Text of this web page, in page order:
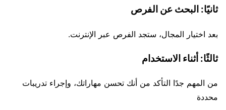
ثانيًا: البحث عن الفرص
بعد اختيار المجال، ستجد الفرص عبر الإنترنت.
ثالثًا: أثناء الاستخدام
من المهم جدًا التأكد من أنك تحسن مهاراتك، وإجراء تدريبات
محددة